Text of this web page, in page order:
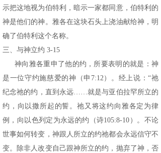
示把这地视为伯特利，暗示一家都同意，伯特利的
神是他们的神。雅各在这块石头上浇油献给神，明
确了伯特利这个名称。
三、与神立约 3-15
神向雅各重申了他的约，所要表明的就是：神
是一位守约施慈爱的神（申7:12）。经上说：“祂
纪念祂的约，直到永远……就是与亚伯拉罕所立的
约，向以撒所起的誓。祂又将这约向雅各定为律
例，向以色列定为永远的约（诗105:8-10）。不论
世事如何转变，神跟人所立的约祂都会永远信守不
变。除非人改变自己跟神所立的约，抛弃了神，否